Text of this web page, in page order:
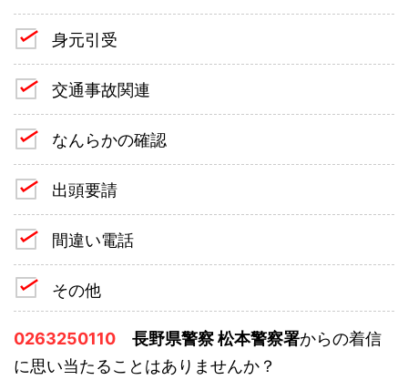
身元引受
交通事故関連
なんらかの確認
出頭要請
間違い電話
その他
0263250110 長野県警察 松本警察署からの着信
に思い当たることはありませんか？